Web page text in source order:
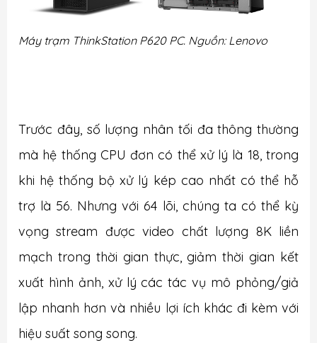
Máy trạm ThinkStation P620 PC. Nguồn: Lenovo
Trước đây, số lượng nhân tối đa thông thường
mà hệ thống CPU đơn có thể xử lý là 18, trong
khi hệ thống bộ xử lý kép cao nhất có thể hỗ
trợ là 56. Nhưng với 64 lõi, chúng ta có thể kỳ
vọng stream được video chất lượng 8K liền
mạch trong thời gian thực, giảm thời gian kết
xuất hình ảnh, xử lý các tác vụ mô phỏng/giả
lập nhanh hơn và nhiều lợi ích khác đi kèm với
hiệu suất song song.